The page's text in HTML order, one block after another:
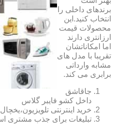
برندهای داخلی را
انتخاب کنید.این
محصولات قیمت
ارزانتری دارند
اما امکاناتشان
تقریبا با مدل های
مشابه وارداتی
برابری می کند.
جاقاشق
داخل کشو فایبر گلاس
خرید اینترنتی
تبلیغات برای جذب مشتری